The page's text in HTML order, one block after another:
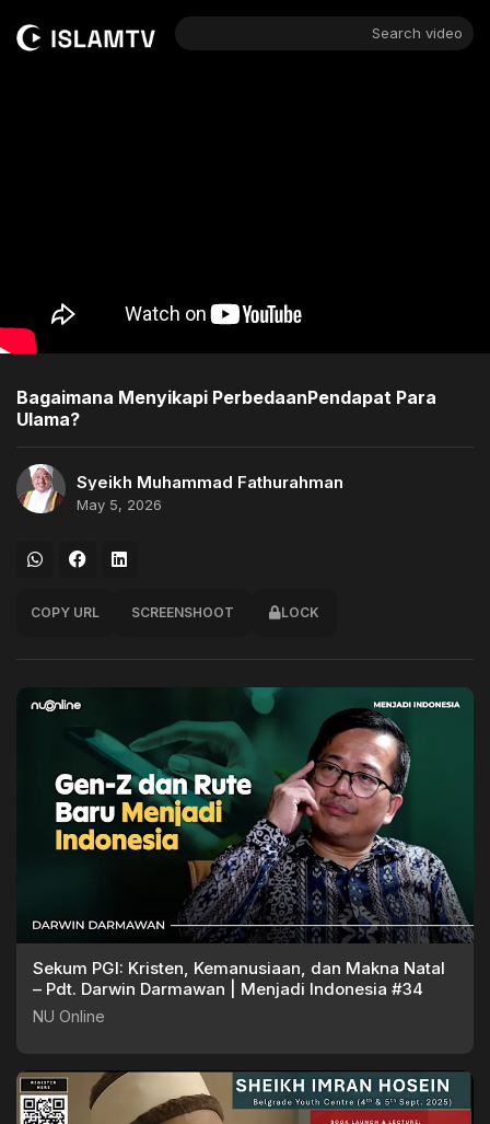
Search video
Bagaimana Menyikapi PerbedaanPendapat Para
Ulama?
Syeikh Muhammad Fathurahman
May 5, 2026
COPY URL SCREENSHOOT LOCK
Sekum PGI: Kristen, Kemanusiaan, dan Makna Natal
– Pdt. Darwin Darmawan | Menjadi Indonesia #34
NU Online